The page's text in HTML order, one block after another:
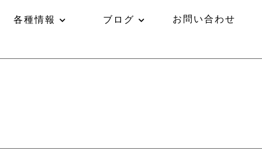
各種情報 ブログ お問い合わせ